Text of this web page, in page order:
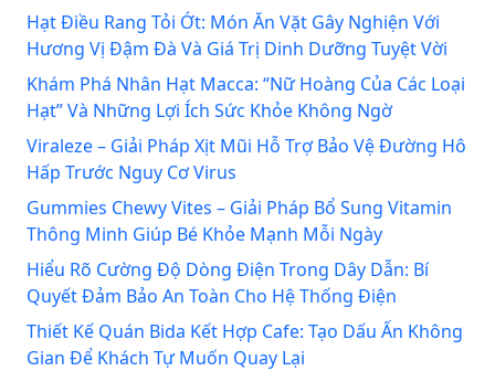
Hạt Điều Rang Tỏi Ớt: Món Ăn Vặt Gây Nghiện Với
Hương Vị Đậm Đà Và Giá Trị Dinh Dưỡng Tuyệt Vời
Khám Phá Nhân Hạt Macca: “Nữ Hoàng Của Các Loại
Hạt” Và Những Lợi Ích Sức Khỏe Không Ngờ
Viraleze – Giải Pháp Xịt Mũi Hỗ Trợ Bảo Vệ Đường Hô
Hấp Trước Nguy Cơ Virus
Gummies Chewy Vites – Giải Pháp Bổ Sung Vitamin
Thông Minh Giúp Bé Khỏe Mạnh Mỗi Ngày
Hiểu Rõ Cường Độ Dòng Điện Trong Dây Dẫn: Bí
Quyết Đảm Bảo An Toàn Cho Hệ Thống Điện
Thiết Kế Quán Bida Kết Hợp Cafe: Tạo Dấu Ấn Không
Gian Để Khách Tự Muốn Quay Lại